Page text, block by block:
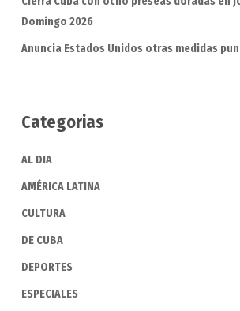
Domingo 2026
Anuncia Estados Unidos otras medidas
Categorias
AL DIA
AMÉRICA LATINA
CULTURA
DE CUBA
DEPORTES
ESPECIALES